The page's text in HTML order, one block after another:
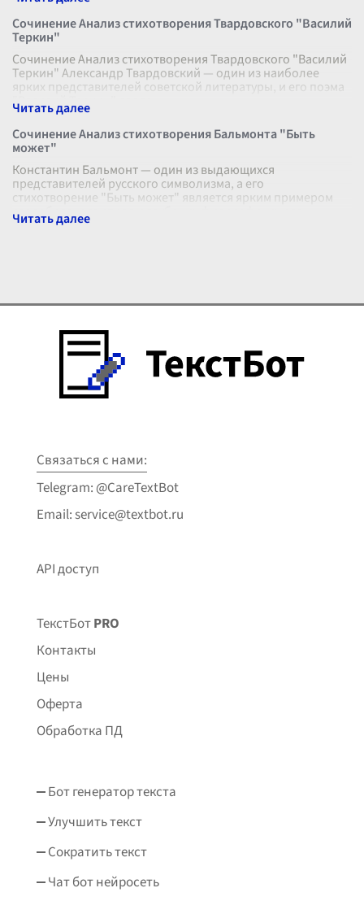
Сочинение Анализ стихотворения Твардовского "Василий
Теркин"
Сочинение Анализ стихотворения Твардовского "Василий
Теркин" Александр Твардовский — один из наиболее
ярких представителей советской литературы, и его поэма
"Василий Теркин" являе
Сочинение Анализ стихотворения Бальмонта "Быть
может"
Константин Бальмонт — один из выдающихся
представителей русского символизма, а его
стихотворение "Быть может" является ярким примером
своеобразного стиля и глубоких философских раз
Связаться с нами:
Telegram: @CareTextBot
Email: service@textbot.ru
API доступ
ТекстБотPRO
Контакты
Цены
Оферта
Обработка ПД
Бот генератор текста
Улучшить текст
Сократить текст
Чат бот нейросеть